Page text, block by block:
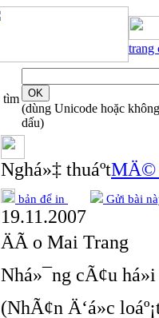
trang
tìm
(dùng Unicode hoặc không
dấu)
Nghá»‡ thuáº­tMÄ©
bản để in Gửi bài
19.11.2007
ÄÃ o Mai Trang
Nhá»¯ng cÃ¢u
(NhÃ¢n Ä‘á»c